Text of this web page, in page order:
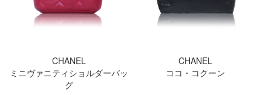
CHANEL
ミニヴァニティショルダーバッ
グ
CHANEL
ココ・コクーン